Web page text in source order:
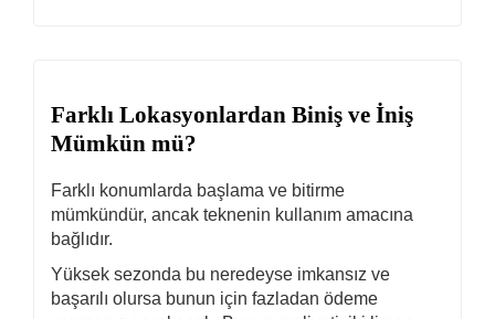
Farklı Lokasyonlardan Biniş ve İniş
Mümkün mü?
Farklı konumlarda başlama ve bitirme
mümkündür, ancak teknenin kullanım amacına
bağlıdır.
Yüksek sezonda bu neredeyse imkansız ve
başarılı olursa bunun için fazladan ödeme